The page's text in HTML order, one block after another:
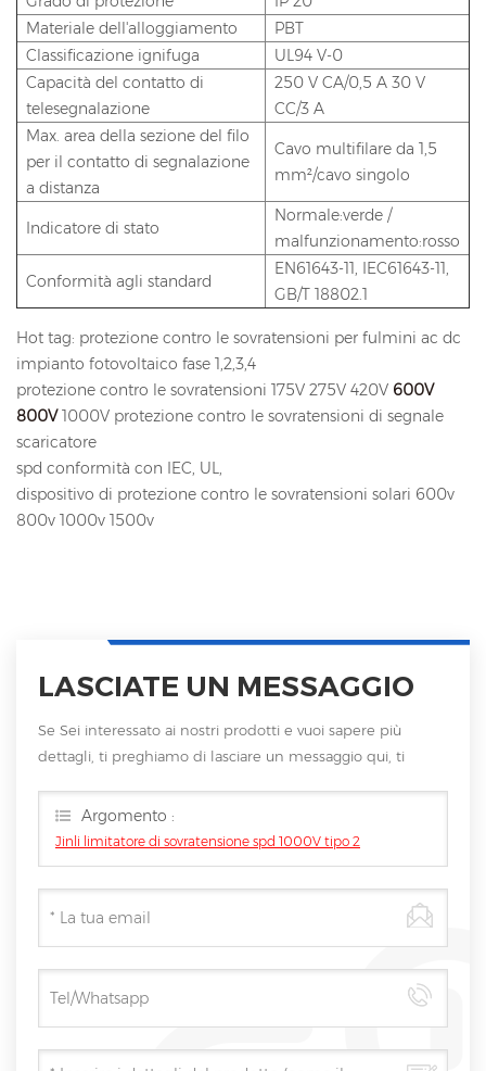
Materiale dell'alloggiamento
PBT
Classificazione ignifuga
UL94 V-0
Capacità del contatto di
telesegnalazione
250 V CA/0,5 A 30 V
CC/3 A
Max. area della sezione del filo
per il contatto di segnalazione
a distanza
Cavo multifilare da 1,5
mm²/cavo singolo
Indicatore di stato
Normale:verde /
malfunzionamento:rosso
Conformità agli standard
EN61643-11, IEC61643-11,
GB/T 18802.1
Hot tag: protezione contro le sovratensioni per fulmini ac dc
impianto fotovoltaico fase 1,2,3,4
protezione contro le sovratensioni 175V 275V 420V 600V
800V1000V protezione contro le sovratensioni di segnale
scaricatore
spd conformità con IEC, UL,
dispositivo di protezione contro le sovratensioni solari 600v
800v 1000v 1500v
LASCIATE UN MESSAGGIO
Se Sei interessato ai nostri prodotti e vuoi sapere più
dettagli, ti preghiamo di lasciare un messaggio qui, ti
Argomento :
Jinli limitatore di sovratensione spd 1000V tipo 2